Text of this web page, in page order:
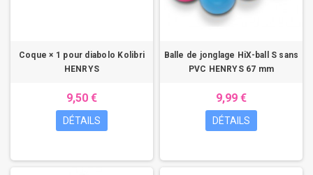
Coque × 1 pour diabolo Kolibri
HENRYS
9,50 €
DÉTAILS
Balle de jonglage HiX-ball S sans
PVC HENRYS 67 mm
9,99 €
DÉTAILS